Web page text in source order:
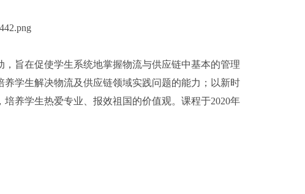
旨在促使学生系统地掌握物流与供应链中基本的管理
学生解决物流及供应链领域实践问题的能力；以新时
养学生热爱专业、报效祖国的价值观。课程于2020年